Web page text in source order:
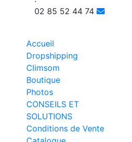
02 85 52 44 74
Accueil
Dropshipping
Climsom
Boutique
Photos
CONSEILS ET
SOLUTIONS
Conditions de Vente